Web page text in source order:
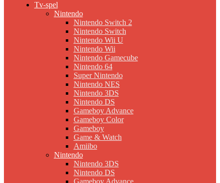
Tv-spel
Nintendo
Nintendo Switch 2
Nintendo Switch
Nintendo Wii U
Nintendo Wii
Nintendo Gamecube
Nintendo 64
Super Nintendo
Nintendo NES
Nintendo 3DS
Nintendo DS
Gameboy Advance
Gameboy Color
Gameboy
Game & Watch
Amiibo
Nintendo
Nintendo 3DS
Nintendo DS